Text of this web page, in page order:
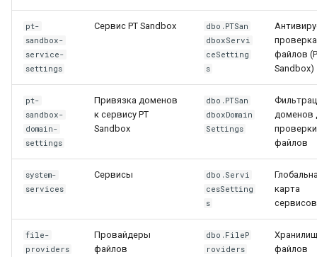
События-триггеры
(исходящие из 1Ф в
Telegram)
(упоминания)
WhatsApp (мессенджер)
PHP-интеграция (вызовы
из PHP)
Метод 1: токены
(v2.184+)
pt-
sandbox-
service-
settings
Сервис PT Sandbox
dbo.PTSan
dboxServi
ceSetting
s
проверка
файлов
Sandbox)
pt-
sandbox-
domain-
settings
Привязка доменов
к сервису PT
Sandbox
dbo.PTSan
dboxDomain
Settings
доменов
проверки
файлов
system-
services
Сервисы
dbo.Servi
cesSetting
s
карта
сервисов
file-
providers
Провайдеры
файлов
dbo.FileP
roviders
файлов